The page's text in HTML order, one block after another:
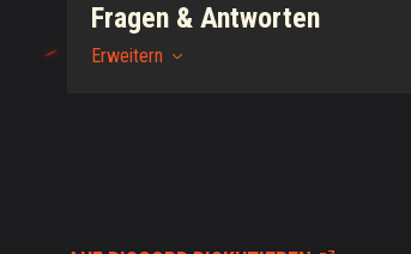
Fragen & Antworten
Erweitern